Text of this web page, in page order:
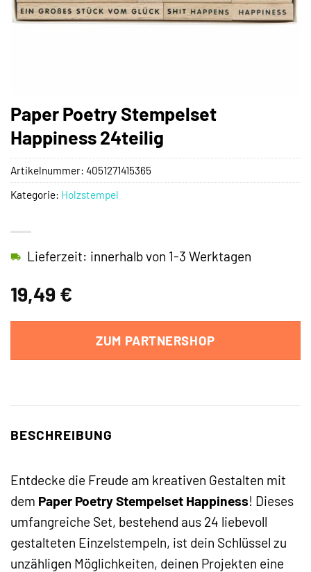
Paper Poetry Stempelset
Happiness 24teilig
19,49 €
Lieferzeit: innerhalb von 1-3 Werktagen
ZUM PARTNERSHOP
Artikelnummer: 4051271415365
Kategorie: Holzstempel
BESCHREIBUNG
Entdecke die Freude am kreativen Gestalten mit
dem Paper Poetry Stempelset Happiness! Dieses
umfangreiche Set, bestehend aus 24 liebevoll
gestalteten Einzelstempeln, ist dein Schlüssel zu
unzähligen Möglichkeiten, deinen Projekten eine